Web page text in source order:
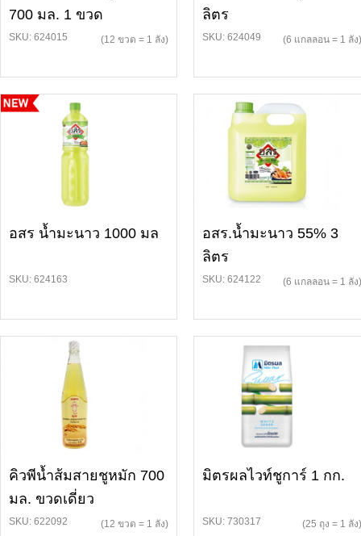
700 มล. 1 ขวด
SKU: 624015 (12 ขวด = 1 ลัง)
ลิตร
SKU: 624049 (6 แกลลอน = 1 ลัง)
อสร น้ำมะนาว 1000 มล
SKU: 624163
อสร.น้ำมะนาว 55% 3
ลิตร
SKU: 624122 (6 แกลลอน = 1 ลัง)
คิวพีน้ำส้มสายชูหมัก 700
มล. ขวดเดี่ยว
SKU: 622092 (12 ขวด = 1 ลัง)
มิตรผลไวท์ชูการ์ 1 กก.
SKU: 730317 (25 ถุง = 1 ลัง)